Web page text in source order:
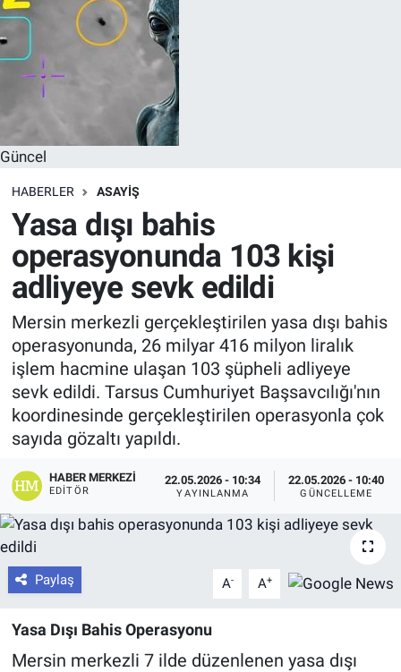
Güncel
HABERLER ASAYIŞ
Yasa dışı bahis
operasyonunda 103 kişi
adliyeye sevk edildi
Mersin merkezli gerçekleştirilen yasa dışı bahis
operasyonunda, 26 milyar 416 milyon liralık
işlem hacmine ulaşan 103 şüpheli adliyeye
sevk edildi. Tarsus Cumhuriyet Başsavcılığı'nın
koordinesinde gerçekleştirilen operasyonla çok
sayıda gözaltı yapıldı.
HABER MERKEZI
EDITÖR
22.05.2026 - 10:34
YAYINLANMA
22.05.2026 - 10:40
GÜNCELLEME
Paylaş A- A+
Yasa Dışı Bahis Operasyonu
Mersin merkezli 7 ilde düzenlenen yasa dışı